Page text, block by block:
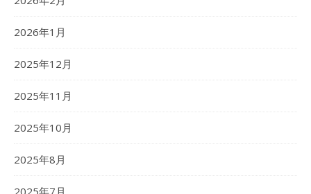
2026年1月
2025年12月
2025年11月
2025年10月
2025年8月